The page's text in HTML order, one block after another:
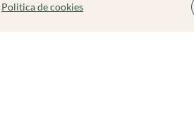
Politica de cookies